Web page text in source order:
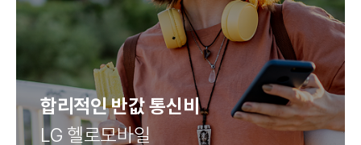
합리적인반값 통신비
LG 헬로모바일